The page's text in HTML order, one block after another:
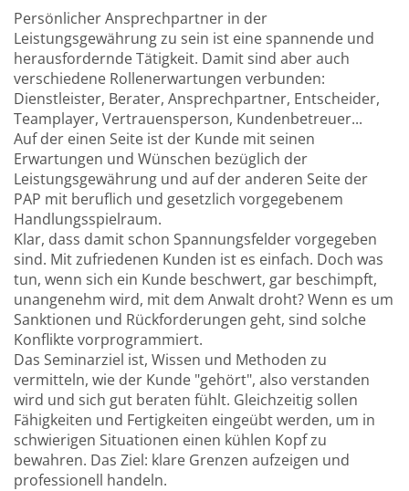
Persönlicher Ansprechpartner in der
Leistungsgewährung zu sein ist eine spannende und
herausfordernde Tätigkeit. Damit sind aber auch
verschiedene Rollenerwartungen verbunden:
Dienstleister, Berater, Ansprechpartner, Entscheider,
Teamplayer, Vertrauensperson, Kundenbetreuer...
Auf der einen Seite ist der Kunde mit seinen
Erwartungen und Wünschen bezüglich der
Leistungsgewährung und auf der anderen Seite der
PAP mit beruflich und gesetzlich vorgegebenem
Handlungsspielraum.
Klar, dass damit schon Spannungsfelder vorgegeben
sind. Mit zufriedenen Kunden ist es einfach. Doch was
tun, wenn sich ein Kunde beschwert, gar beschimpft,
unangenehm wird, mit dem Anwalt droht? Wenn es um
Sanktionen und Rückforderungen geht, sind solche
Konflikte vorprogrammiert.
Das Seminarziel ist, Wissen und Methoden zu
vermitteln, wie der Kunde "gehört", also verstanden
wird und sich gut beraten fühlt. Gleichzeitig sollen
Fähigkeiten und Fertigkeiten eingeübt werden, um in
schwierigen Situationen einen kühlen Kopf zu
bewahren. Das Ziel: klare Grenzen aufzeigen und
professionell handeln.